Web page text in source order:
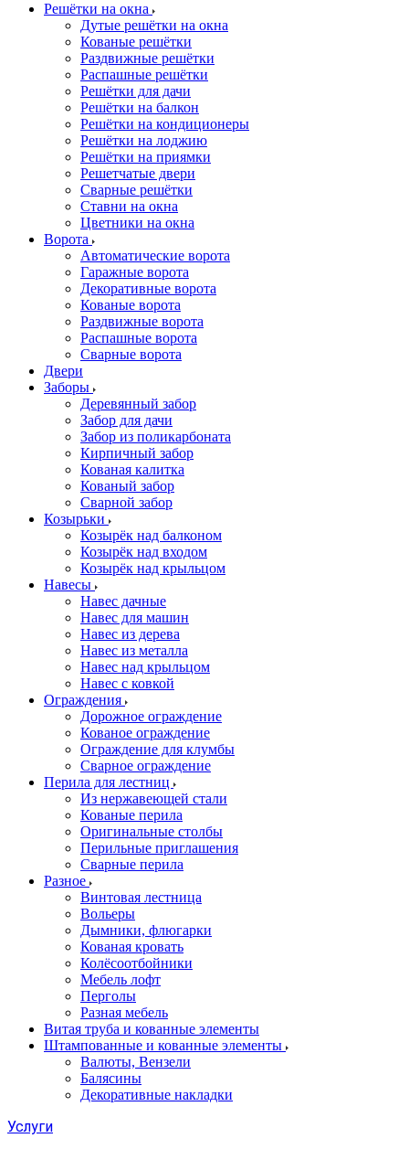
Решётки на окна
Дутые решётки на окна
Кованые решётки
Раздвижные решётки
Распашные решётки
Решётки для дачи
Решётки на балкон
Решётки на кондиционеры
Решётки на лоджию
Решётки на приямки
Решетчатые двери
Сварные решётки
Ставни на окна
Цветники на окна
Ворота
Автоматические ворота
Гаражные ворота
Декоративные ворота
Кованые ворота
Раздвижные ворота
Распашные ворота
Сварные ворота
Двери
Заборы
Деревянный забор
Забор для дачи
Забор из поликарбоната
Кирпичный забор
Кованая калитка
Кованый забор
Сварной забор
Козырьки
Козырёк над балконом
Козырёк над входом
Козырёк над крыльцом
Навесы
Навес дачные
Навес для машин
Навес из дерева
Навес из металла
Навес над крыльцом
Навес с ковкой
Ограждения
Дорожное ограждение
Кованое ограждение
Ограждение для клумбы
Сварное ограждение
Перила для лестниц
Из нержавеющей стали
Кованые перила
Оригинальные столбы
Перильные приглашения
Сварные перила
Разное
Винтовая лестница
Вольеры
Дымники, флюгарки
Кованая кровать
Колёсоотбойники
Мебель лофт
Перголы
Разная мебель
Витая труба и кованные элементы
Штампованные и кованные элементы
Валюты, Вензели
Балясины
Декоративные накладки
Услуги